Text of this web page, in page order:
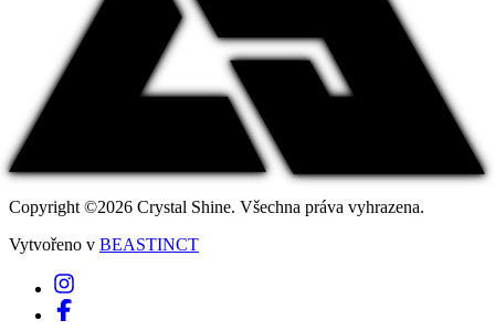
Copyright ©2026 Crystal Shine. Všechna práva vyhrazena.
Vytvořeno v BEASTINCT